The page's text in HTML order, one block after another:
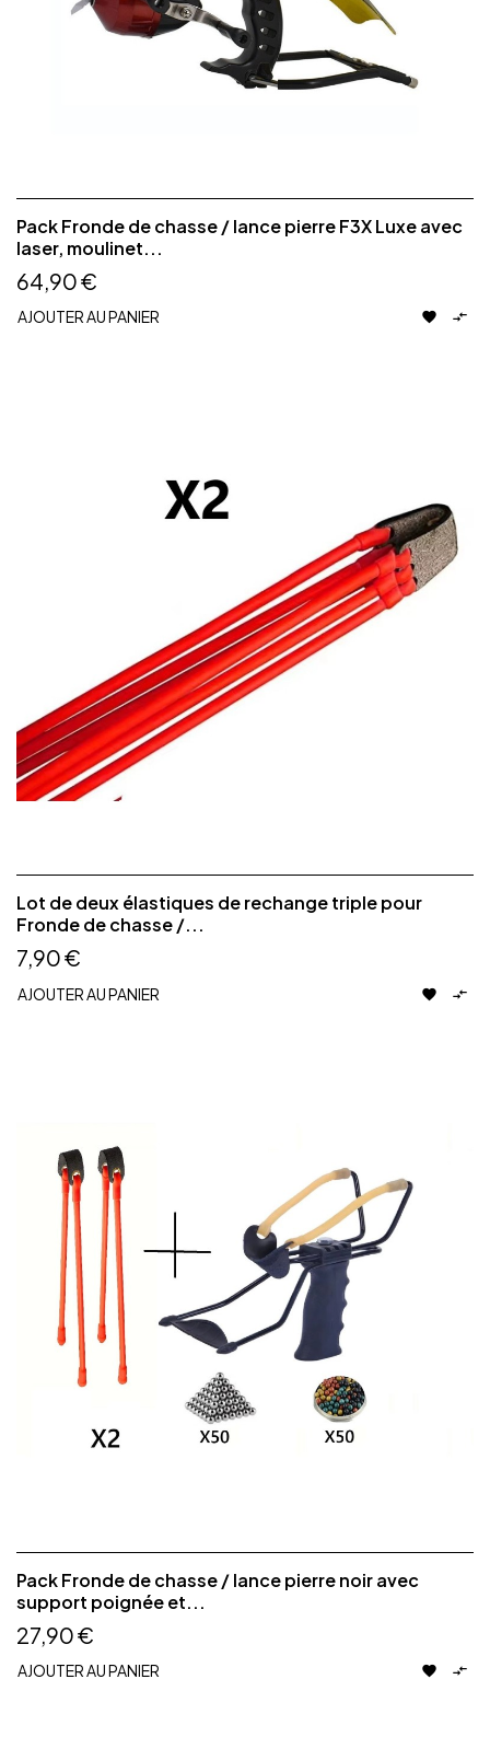
Pack Fronde de chasse / lance pierre F3X Luxe avec
laser, moulinet...
64,90 €
AJOUTER AU PANIER  
Lot de deux élastiques de rechange triple pour
Fronde de chasse /...
7,90 €
AJOUTER AU PANIER  
Pack Fronde de chasse / lance pierre noir avec
support poignée et...
27,90 €
AJOUTER AU PANIER  